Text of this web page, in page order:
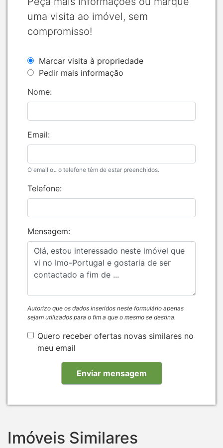
uma visita ao imóvel, sem
compromisso!
Marcar visita à propriedade
Pedir mais informação
Nome:
Email:
O email ou o telefone têm de estar preenchidos.
Telefone:
Mensagem:
Autorizo que os dados inseridos neste formulário apenas
sejam utilizados para o fim a que o mesmo se destina.
Quero receber ofertas novas similares no
meu email
Imóveis Similares